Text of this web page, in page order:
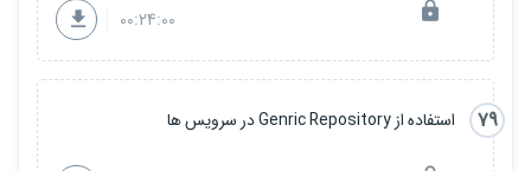
00:24:00
79 استفاده از Genric Repository در سرویس ها